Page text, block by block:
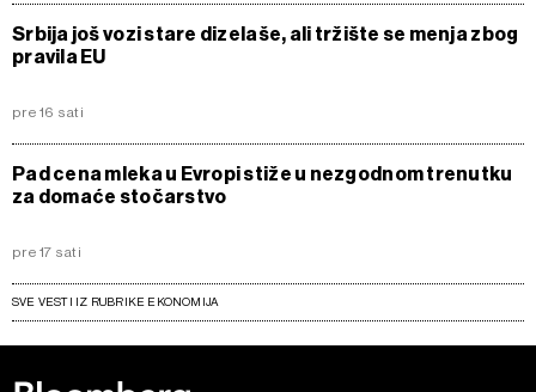
Srbija još vozi stare dizelaše, ali tržište se menja zbog
pravila EU
pre 16 sati
Pad cena mleka u Evropi stiže u nezgodnom trenutku
za domaće stočarstvo
pre 17 sati
SVE VESTI IZ RUBRIKE EKONOMIJA